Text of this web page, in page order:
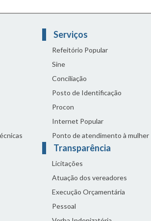
Serviços
Refeitório Popular
Sine
Conciliação
Posto de Identificação
Procon
Internet Popular
Ponto de atendimento à mulher
Transparência
Licitações
Atuação dos vereadores
Execução Orçamentária
Pessoal